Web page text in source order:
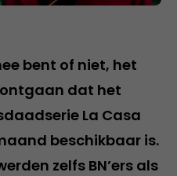
bent of niet, het
dat het
La Casa
beschikbaar is.
zelfs BN’ers als